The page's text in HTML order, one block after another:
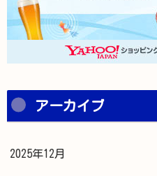
アーカイブ
2025年12月